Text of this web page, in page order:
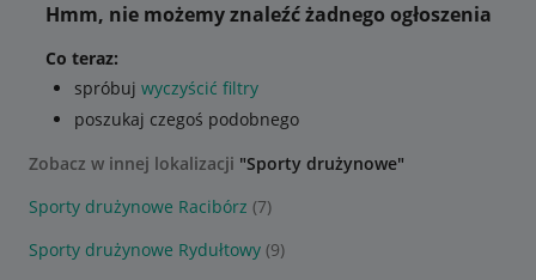
Hmm, nie możemy znaleźć żadnego ogłoszenia
Co teraz:
spróbuj wyczyścić filtry
poszukaj czegoś podobnego
Zobacz w innej lokalizacji "Sporty drużynowe"
Sporty drużynowe Racibórz (7)
Sporty drużynowe Rydułtowy (9)